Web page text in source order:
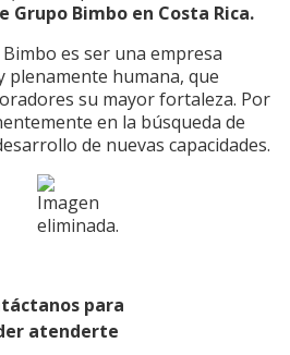
Grupo Bimbo en Costa Rica.
es ser una empresa
plenamente humana, que
su mayor fortaleza. Por
en la búsqueda de
de nuevas capacidades.
para
atenderte